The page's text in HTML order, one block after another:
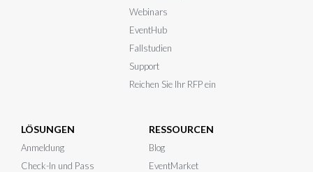
Webinars
EventHub
Fallstudien
Support
Reichen Sie Ihr RFP ein
LÖSUNGEN
Anmeldung
Check-In und Pass
RESSOURCEN
Blog
EventMarket